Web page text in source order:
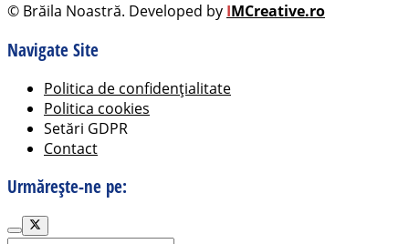
© Brăila Noastră. Developed by IMCreative.ro
Navigate Site
Politica de confidențialitate
Politica cookies
Setări GDPR
Contact
Urmărește-ne pe: